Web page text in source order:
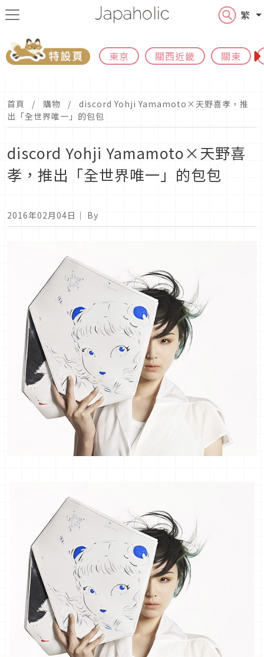
繁
東京 關西近畿 關東
首頁 購物
discord Yohji Yamamoto×天野喜孝，推
出「全世界唯一」的包包
discord Yohji Yamamoto×天野喜
孝，推出「全世界唯一」的包包
2016年02月04日 ｜ By